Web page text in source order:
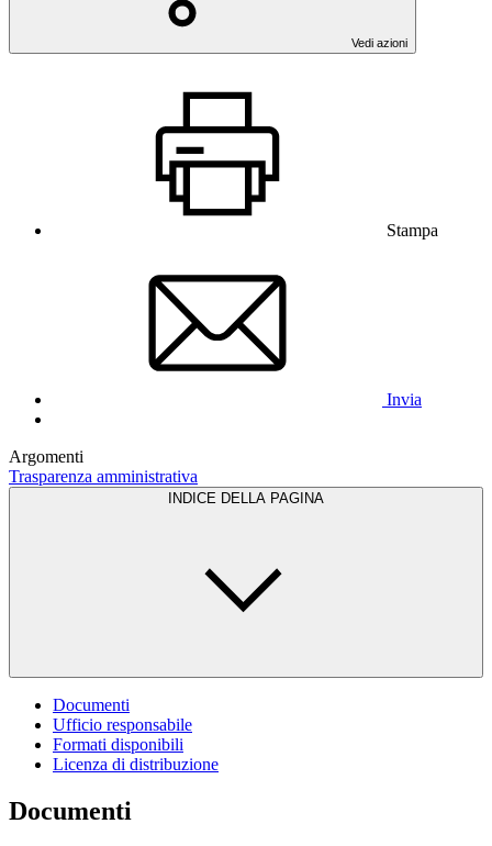
Vedi azioni
Stampa
Invia
Argomenti
Trasparenza amministrativa
INDICE DELLA PAGINA
Documenti
Ufficio responsabile
Formati disponibili
Licenza di distribuzione
Documenti